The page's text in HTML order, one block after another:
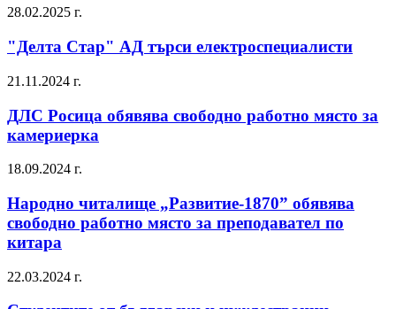
28.02.2025 г.
"Делта Стар" АД търси електроспециалисти
21.11.2024 г.
ДЛС Росица обявява свободно работно място за
камериерка
18.09.2024 г.
Народно читалище „Развитие-1870” обявява
свободно работно място за преподавател по
китара
22.03.2024 г.